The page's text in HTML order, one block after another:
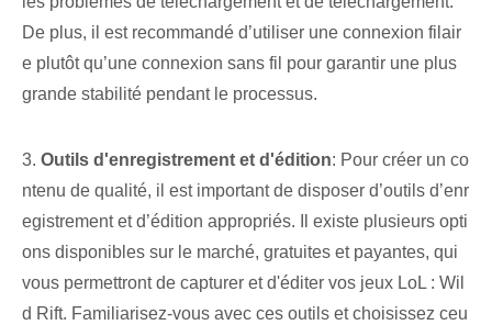
De plus, il est recommandé d’utiliser une connexion filair
e plutôt qu’une connexion sans fil pour garantir une plus
grande stabilité pendant le processus.
3. Outils d'enregistrement et d'édition: Pour créer un co
ntenu de qualité, il est important de disposer d’outils d’enr
egistrement et d’édition appropriés. Il existe plusieurs opti
ons disponibles sur le marché, gratuites et payantes, qui
vous permettront de capturer et d'éditer vos jeux LoL : Wil
d Rift. Familiarisez-vous avec ces outils et choisissez ceu